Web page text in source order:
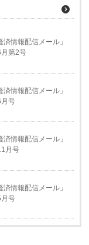
済情報配信メール」
第2号
済情報配信メール」
号
済情報配信メール」
月号
済情報配信メール」
号